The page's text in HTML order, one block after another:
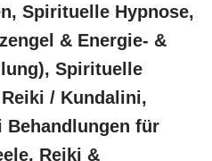
Spirituelle Hypnose,
& Energie- &
Spirituelle
/ Kundalini,
Behandlungen für
Reiki &